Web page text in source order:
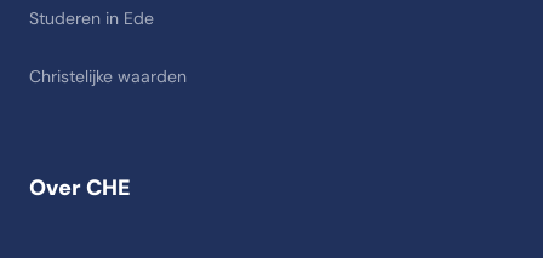
Over CHE
Studeren in Ede
Christelijke waarden